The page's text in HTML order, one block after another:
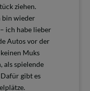
ziehen.
bin wieder
ich habe lieber
Autos vor der
Muks
als spielende
gibt es